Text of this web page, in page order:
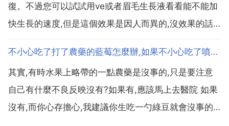
復。不過您可以試試用ve或者眉毛生長液看看能不能加
快生長的速度,但是這個效果是因人而異的,沒效果的話
眉毛刮掉了,還會重新長出來的,自身新陳代謝,生長髮育
所以眉毛會再長的,而且長得更茂密 如果眉毛颳了的...
不小心吃了打了農藥的藍莓怎麼辦,如果不小心吃了噴了農藥的水果怎麼辦
其實,有時水果上略帶的一點農藥是沒事的,只是要注意
自己有什麼不良反映沒有?如果有,應該馬上去醫院 如果
沒有,而你心存擔心,我建議你生吃一勺綠豆就會沒事的